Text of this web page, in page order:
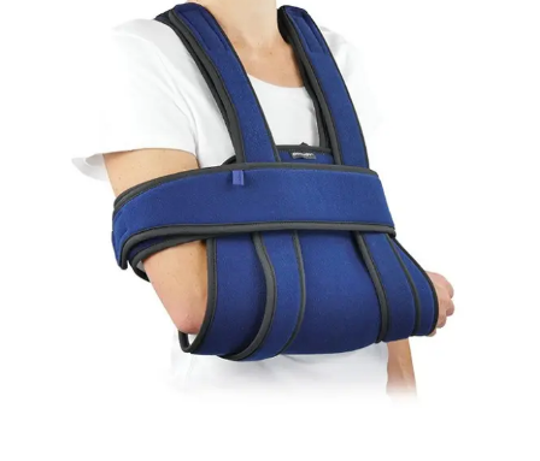
Accessoires Salle de bain
Vêtements & Chaussures
0.00 €